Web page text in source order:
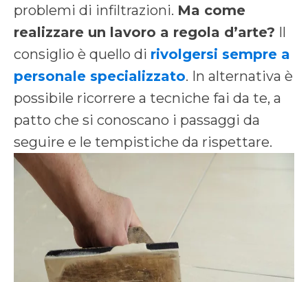
problemi di infiltrazioni. Ma come
realizzare un lavoro a regola d’arte? Il
consiglio è quello di rivolgersi sempre a
personale specializzato. In alternativa è
possibile ricorrere a tecniche fai da te, a
patto che si conoscano i passaggi da
seguire e le tempistiche da rispettare.